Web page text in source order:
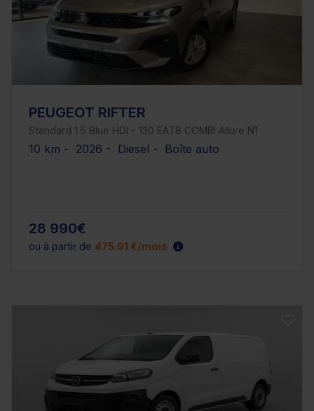
PEUGEOT RIFTER
Standard 1.5 Blue HDI - 130 EAT8 COMBI Allure N1
10 km - 2026 - Diesel - Boîte auto
28 990€
ou à partir de 475.91 €/mois